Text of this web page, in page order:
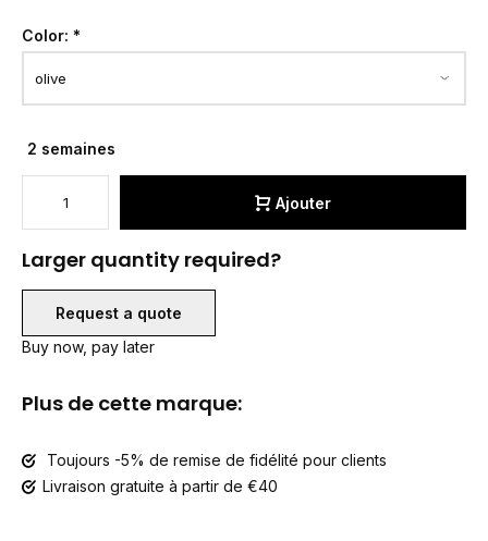
Color: *
2 semaines
Ajouter
Larger quantity required?
Request a quote
Buy now, pay later
Plus de cette marque:
Toujours -5% de remise de fidélité pour clients
Livraison gratuite à partir de €40